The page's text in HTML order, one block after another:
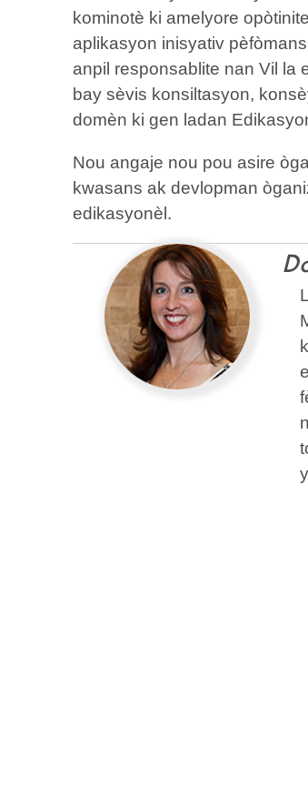
kominotè ki amelyore
aplikasyon inisyativ
anpil responsablite nan Vil la
bay sèvis konsiltasyon,
domèn ki gen ladan
Nou angaje nou pou asire
kwasans ak devlopman
edikasyonèl.